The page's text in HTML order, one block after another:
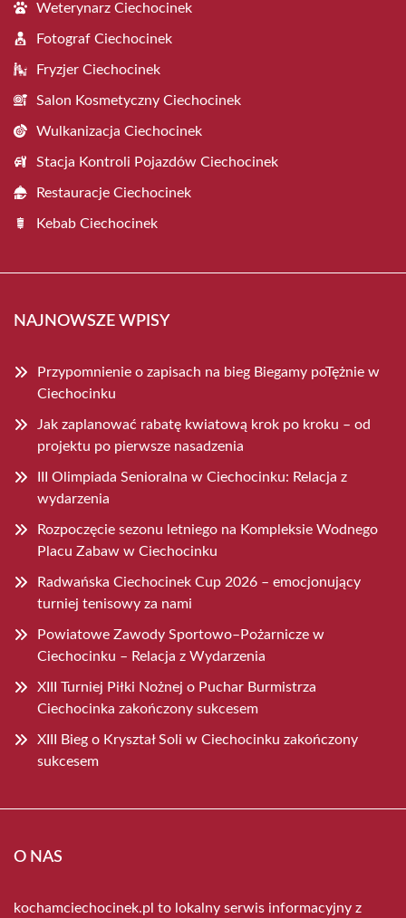
Weterynarz Ciechocinek
Fotograf Ciechocinek
Fryzjer Ciechocinek
Salon Kosmetyczny Ciechocinek
Wulkanizacja Ciechocinek
Stacja Kontroli Pojazdów Ciechocinek
Restauracje Ciechocinek
Kebab Ciechocinek
NAJNOWSZE WPISY
Przypomnienie o zapisach na bieg Biegamy poTężnie w
Ciechocinku
Jak zaplanować rabatę kwiatową krok po kroku – od
projektu po pierwsze nasadzenia
III Olimpiada Senioralna w Ciechocinku: Relacja z
wydarzenia
Rozpoczęcie sezonu letniego na Kompleksie Wodnego
Placu Zabaw w Ciechocinku
Radwańska Ciechocinek Cup 2026 – emocjonujący
turniej tenisowy za nami
Powiatowe Zawody Sportowo–Pożarnicze w
Ciechocinku – Relacja z Wydarzenia
XIII Turniej Piłki Nożnej o Puchar Burmistrza
Ciechocinka zakończony sukcesem
XIII Bieg o Kryształ Soli w Ciechocinku zakończony
sukcesem
O NAS
kochamciechocinek.pl to lokalny serwis informacyjny z